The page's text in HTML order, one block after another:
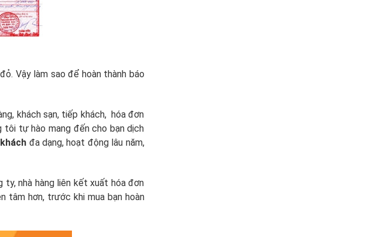
Vậy làm sao để hoàn thành báo
khách sạn, tiếp khách, hóa đơn
tôi tự hào mang đến cho bạn dịch
đa dạng, hoạt động lâu năm,
ty, nhà hàng liên kết xuất hóa đơn
tâm hơn, trước khi mua bạn hoàn